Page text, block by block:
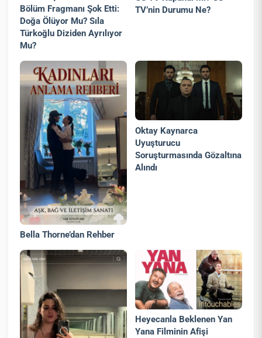
Bölüm Fragmanı Şok Etti:
Doğa Ölüyor Mu? Sıla
Türkoğlu Diziden Ayrılıyor
Mu?
TV’nin Durumu Ne?
Bella Thorne’dan Rehber
Oktay Kaynarca
Uyuşturucu
Soruşturmasında Gözaltına
Alındı
Heyecanla Beklenen Yan
Yana Filminin Afişi